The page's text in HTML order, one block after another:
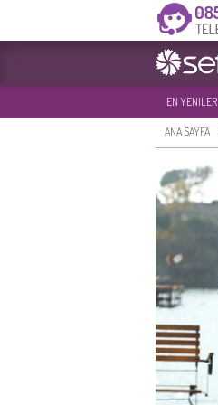
EN YENILER
ANA SAYFA